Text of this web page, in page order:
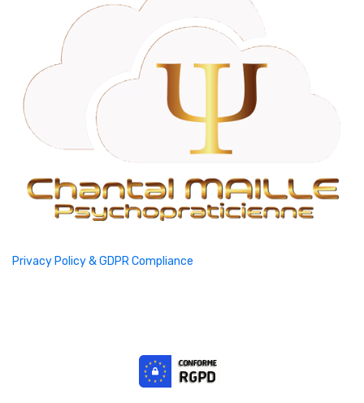
Privacy Policy & GDPR Compliance